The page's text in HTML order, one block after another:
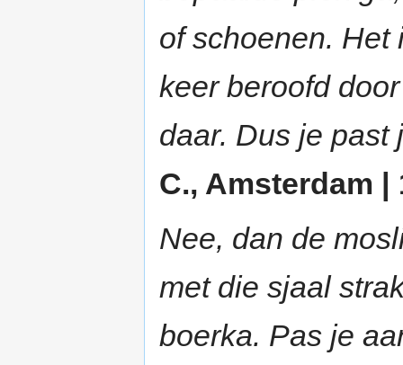
of schoenen. Het
keer beroofd
daar. Dus je past
C., Amsterdam |
Nee, dan de
met die sjaal
boerka. Pas je